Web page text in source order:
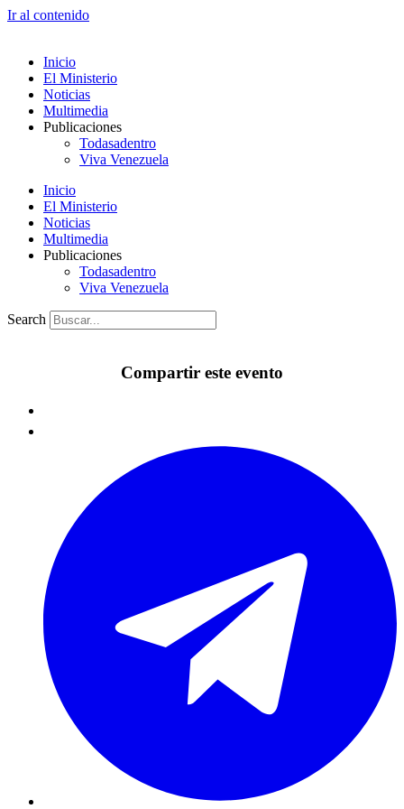
Ir al contenido
Inicio
El Ministerio
Noticias
Multimedia
Publicaciones
Todasadentro
Viva Venezuela
Inicio
El Ministerio
Noticias
Multimedia
Publicaciones
Todasadentro
Viva Venezuela
Search
Compartir este evento